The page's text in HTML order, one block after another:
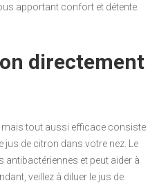
apportant confort et détente.
directement
tout aussi efficace consiste
jus de citron dans votre nez. Le
antibactériennes et peut aider à
veillez à diluer le jus de